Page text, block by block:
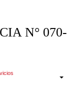
N° 070-